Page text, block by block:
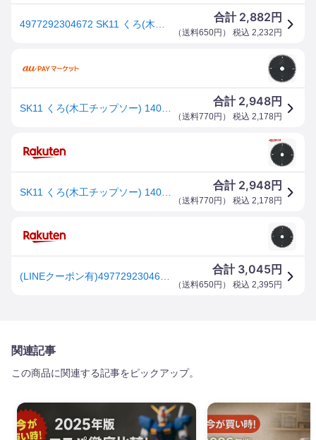
合計 2,882 円
（送料650円 ） 税込 2,232 円
合計 2,948円
（送料770円 ） 税込 2,178 円
合計 2,948円
（送料770円 ） 税込 2,178 円
合計 3,045円
（送料650円 ） 税込 2,395 円
関連記事
この商品に関連する記事をピックアップ。